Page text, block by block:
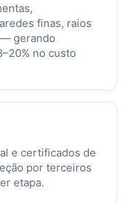
finas, raios
gerando
no custo
e certificados de
por terceiros
etapa.